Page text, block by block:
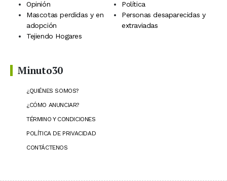
Opinión
Política
Mascotas perdidas y en
adopción
Personas desaparecidas y
extraviadas
Tejiendo Hogares
Minuto30
¿QUIÉNES SOMOS?
¿CÓMO ANUNCIAR?
TÉRMINO Y CONDICIONES
POLÍTICA DE PRIVACIDAD
CONTÁCTENOS